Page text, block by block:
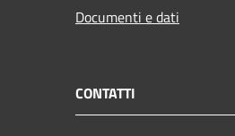
Documenti e dati
CONTATTI